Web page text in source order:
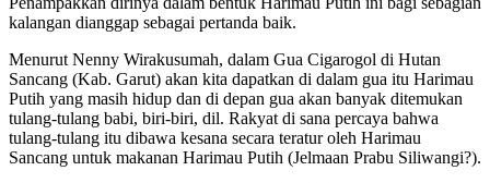
kalangan dianggap sebagai pertanda baik.
Menurut Nenny Wirakusumah, dalam Gua Cigarogol di Hutan
Sancang (Kab. Garut) akan kita dapatkan di dalam gua itu Harimau
Putih yang masih hidup dan di depan gua akan banyak ditemukan
tulang-tulang babi, biri-biri, dil. Rakyat di sana percaya bahwa
tulang-tulang itu dibawa kesana secara teratur oleh Harimau
Sancang untuk makanan Harimau Putih (Jelmaan Prabu Siliwangi?).